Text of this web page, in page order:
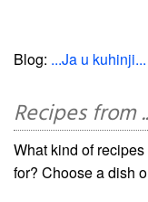
Blog: ...Ja u kuhinji...
Recipes from
What kind of
for? Choose a dish